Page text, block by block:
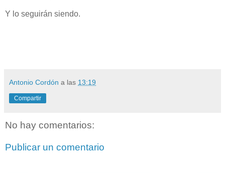
Y lo seguirán siendo.
Antonio Cordón a las 13:19
Compartir
No hay comentarios:
Publicar un comentario